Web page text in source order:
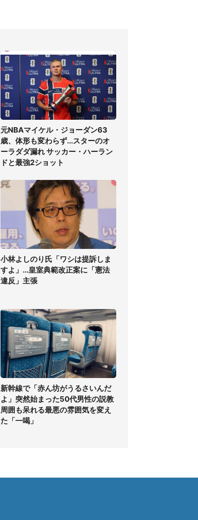
元NBAマイケル・ジョーダン63
歳、体形も変わらず...スターのオ
ーラダダ漏れ サッカー・ハーラン
ドと最強2ショット
小林よしのり氏「ワシは提訴しま
すよ」...皇室典範改正案に「憲法
違反」主張
新幹線で「赤ん坊がうるさいんだ
よ」突然始まった50代男性の説教
周囲も呆れる最悪の雰囲気を変え
た「一喝」